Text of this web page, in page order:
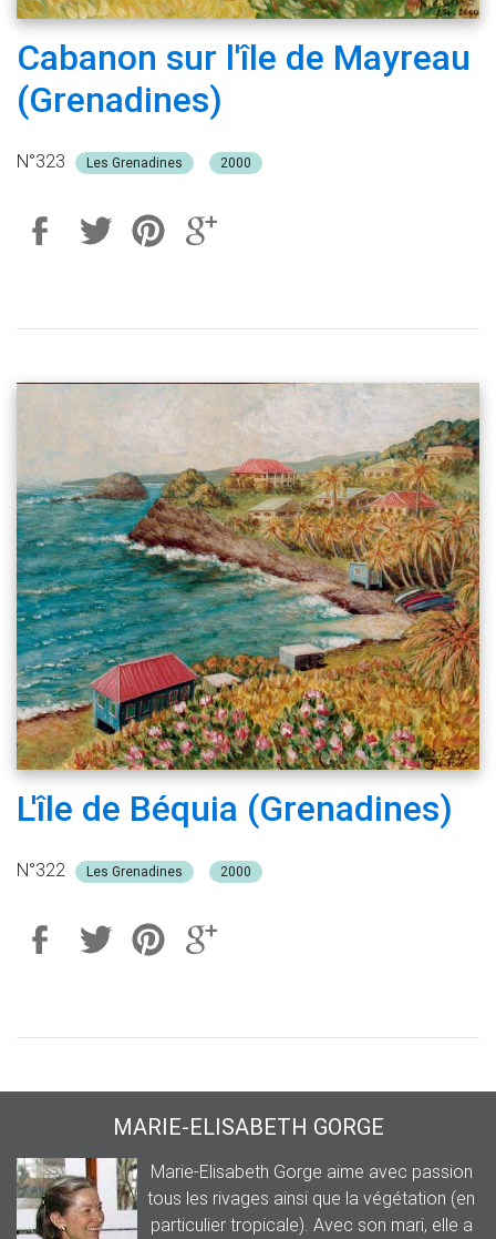
Cabanon sur l'île de Mayreau
(Grenadines)
N°323 Les Grenadines 2000
L'île de Béquia (Grenadines)
N°322 Les Grenadines 2000
MARIE-ELISABETH GORGE
Marie-Elisabeth Gorge aime avec passion
tous les rivages ainsi que la végétation (en
particulier tropicale). Avec son mari, elle a